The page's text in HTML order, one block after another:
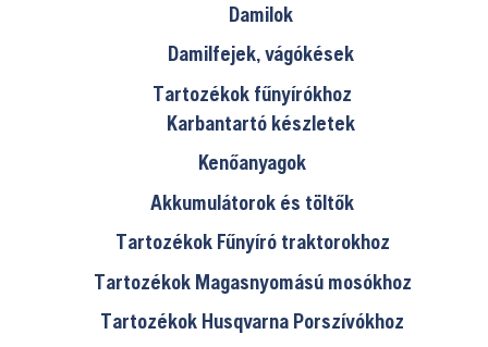
Damilok
Damilfejek, vágókések
Tartozékok fűnyírókhoz
Karbantartó készletek
Kenőanyagok
Akkumulátorok és töltők
Tartozékok Fűnyíró traktorokhoz
Tartozékok Magasnyomású mosókhoz
Tartozékok Husqvarna Porszívókhoz